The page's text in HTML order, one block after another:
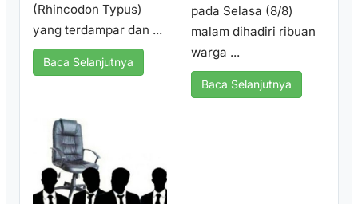
(Rhincodon Typus)
yang terdampar dan ...
Baca Selanjutnya
pada Selasa (8/8)
malam dihadiri ribuan
warga ...
Baca Selanjutnya